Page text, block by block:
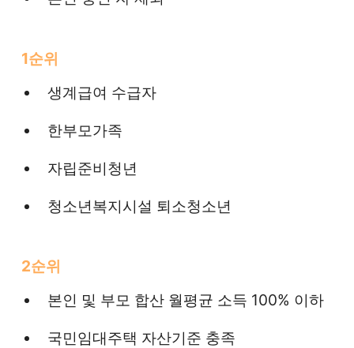
1순위
생계급여 수급자
한부모가족
자립준비청년
청소년복지시설 퇴소청소년
2순위
본인 및 부모 합산 월평균 소득 100% 이하
국민임대주택 자산기준 충족